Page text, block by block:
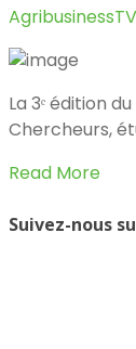
AgribusinessTV
La 3ᵉ édition
Chercheurs,
Read More
Suivez-nous